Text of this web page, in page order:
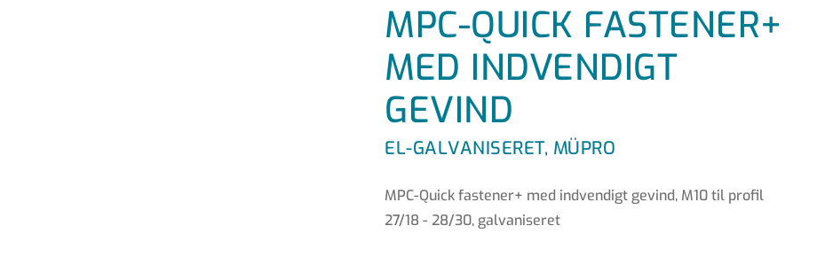
MPC-QUICK FASTENER+
MED INDVENDIGT
GEVIND
EL-GALVANISERET, MÜPRO
MPC-Quick fastener+ med indvendigt gevind, M10 til profil
27/18 - 28/30, galvaniseret